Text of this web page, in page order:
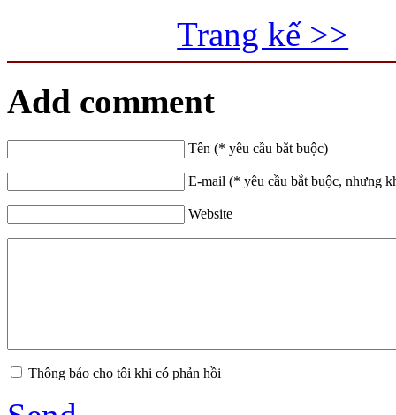
Trang kế >>
Add comment
Tên (* yêu cầu bắt buộc)
E-mail (* yêu cầu bắt buộc, nhưng
Website
Thông báo cho tôi khi có phản hồi